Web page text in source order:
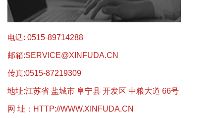
电话: 0515-89714288
邮箱:SERVICE@XINFUDA.CN
传真:0515-87219309
地址:江苏省 盐城市 阜宁县 开发区 中粮大道 66号
网 址： HTTP://WWW.XINFUDA.CN